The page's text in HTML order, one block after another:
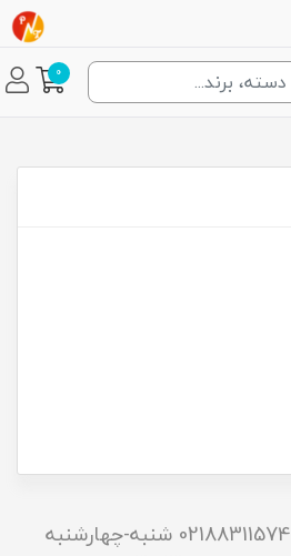
0
09129057583 / 02188311574 شنبه-چهارشنبه